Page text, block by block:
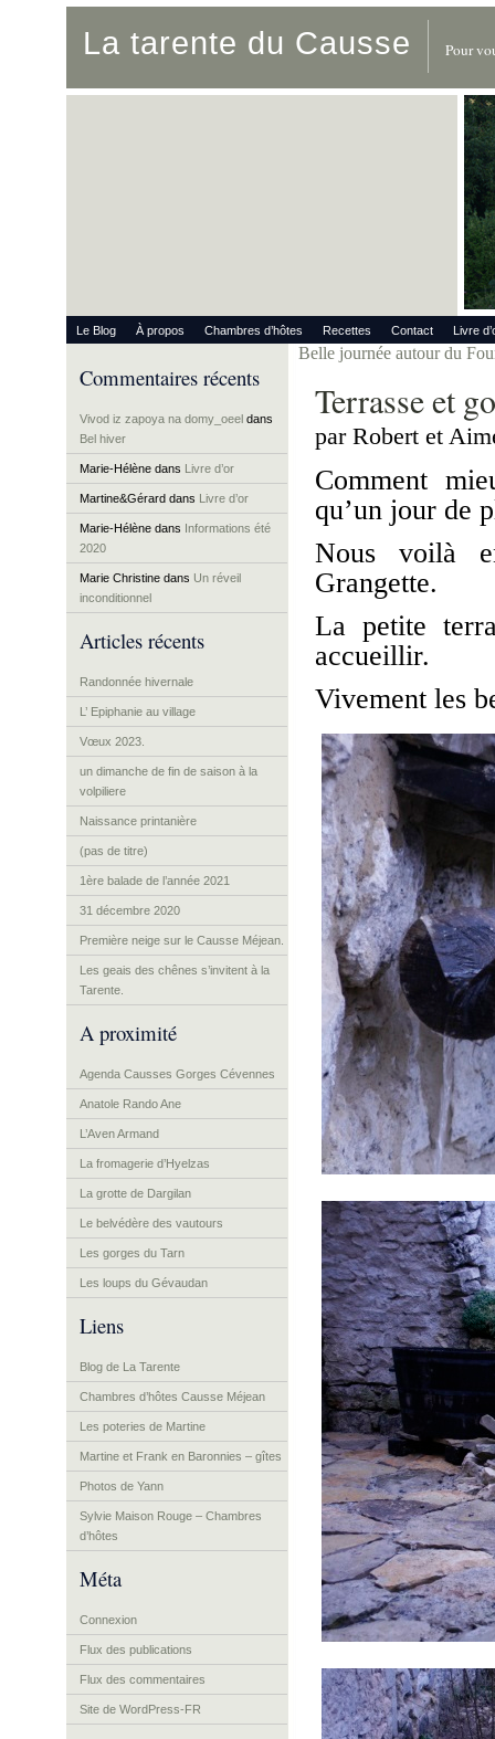
La tarente du Causse Pour
Le Blog À propos Chambres d’hôtes Recettes Contact Livre
Commentaires récents
Vivod iz zapoya na domy_oeel dans
Bel hiver
Marie-Hélène dans Livre d’or
Martine&Gérard dans Livre d’or
Marie-Hélène dans Informations été
2020
Marie Christine dans Un réveil
inconditionnel
Articles récents
Randonnée hivernale
L’ Epiphanie au village
Vœux 2023.
un dimanche de fin de saison à la
volpiliere
Naissance printanière
(pas de titre)
1ère balade de l’année 2021
31 décembre 2020
Première neige sur le Causse Méjean.
Les geais des chênes s’invitent à la
Tarente.
A proximité
Agenda Causses Gorges Cévennes
Anatole Rando Ane
L’Aven Armand
La fromagerie d’Hyelzas
La grotte de Dargilan
Le belvédère des vautours
Les gorges du Tarn
Les loups du Gévaudan
Liens
Blog de La Tarente
Chambres d’hôtes Causse Méjean
Les poteries de Martine
Martine et Frank en Baronnies – gîtes
Photos de Yann
Sylvie Maison Rouge – Chambres
d’hôtes
Méta
Connexion
Flux des publications
Flux des commentaires
Site de WordPress-FR
Belle journée autour du
Terrasse et
par Robert et
Comment
qu’un jour de
Nous voilà
Grangette.
La petite
accueillir.
Vivement les